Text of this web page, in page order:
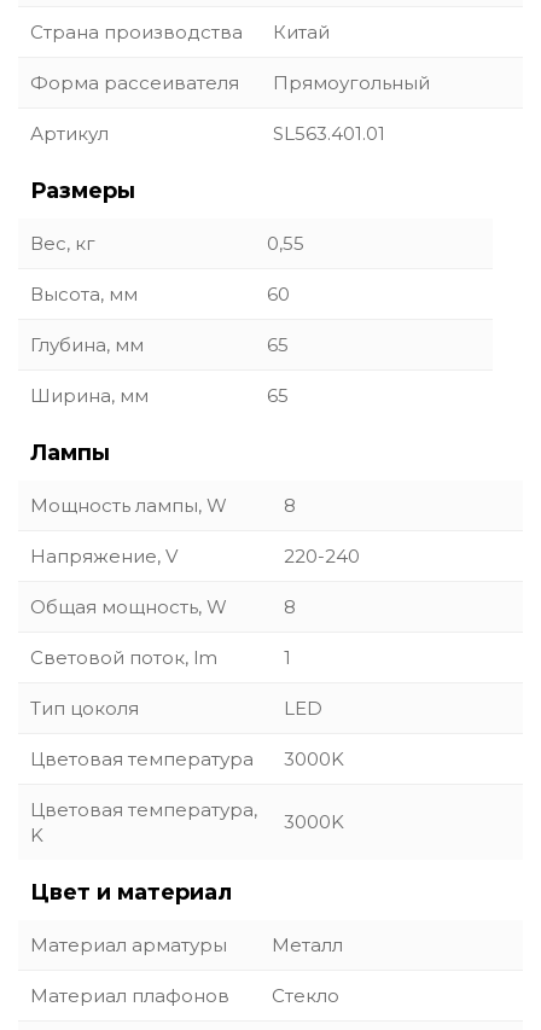
Страна производства Китай
Форма рассеивателя Прямоугольный
Артикул SL563.401.01
Размеры
Вес, кг 0,55
Высота, мм 60
Глубина, мм 65
Ширина, мм 65
Лампы
Мощность лампы, W 8
Напряжение, V 220-240
Общая мощность, W 8
Световой поток, lm 1
Тип цоколя LED
Цветовая температура 3000K
Цветовая температура,
K
3000K
Цвет и материал
Материал арматуры Металл
Материал плафонов Стекло